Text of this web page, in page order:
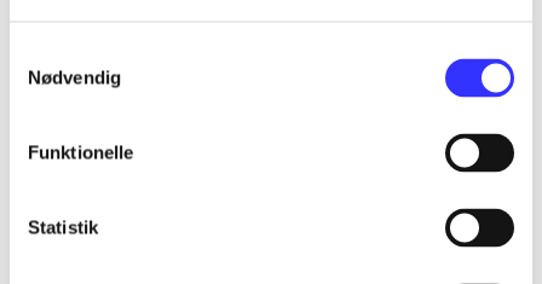
Nødvendig
Funktionelle
Statistik
Artikler